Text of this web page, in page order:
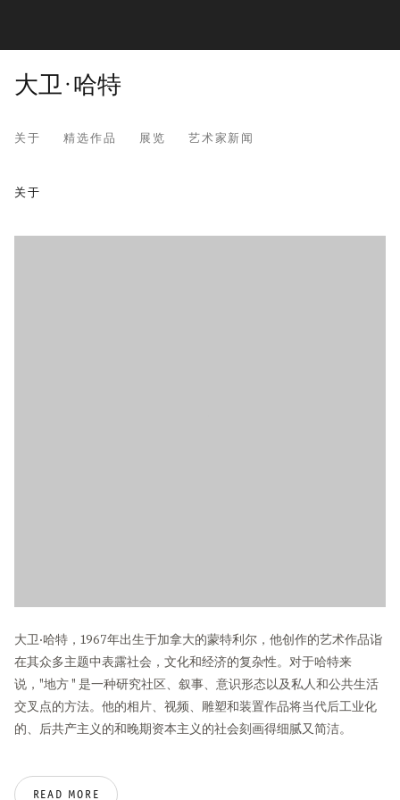
大卫·哈特
大卫·哈特
关于 精选作品 展览 艺术家新闻
关于
大卫·哈特，1967年出生于加拿大的蒙特利尔，他创作的艺术作品诣
在其众多主题中表露社会，文化和经济的复杂性。对于哈特来
说，"地方 " 是一种研究社区、叙事、意识形态以及私人和公共生活
交叉点的方法。他的相片、视频、雕塑和装置作品将当代后工业化
的、后共产主义的和晚期资本主义的社会刻画得细腻又简洁。
该艺术家曾在渥太华大学和芝加哥艺术学院学习。他是宾夕法尼亚
大学美术系的副教授。2016年，他加入了劳森伯格基金会的驻留计
READ MORE